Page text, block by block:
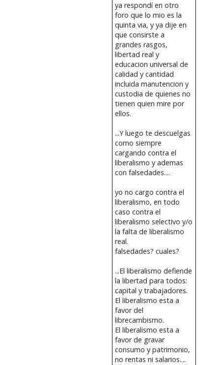
ya respondí en otro
foro que lo mio es la
quinta via, y ya dije en
que consirste a
grandes rasgos,
libertad real y
educacion universal de
calidad y cantidad
incluida manutencion y
custodia de quienes no
tienen quien mire por
ellos.
...Y luego te descuelgas
como siempre
cargando contra el
liberalismo y ademas
con falsedades....
yo no cargo contra el
liberalismo, en todo
caso contra el
liberalismo selectivo y/o
la falta de liberalismo
real.
falsedades? cuales?
...El liberalismo defiende
la libertad para todos:
capital y trabajadores.
El liberalismo esta a
favor del
librecambismo.
El liberalismo esta a
favor de gravar
consumo y patrimonio,
no rentas ni salarios....